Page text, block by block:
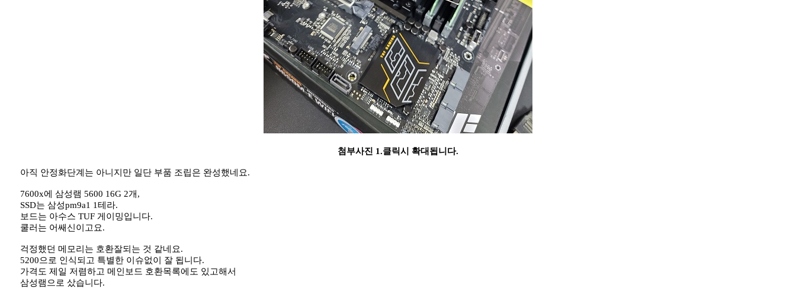
첨부사진 1.클릭시 확대됩니다.
아직 안정화단계는 아니지만 일단 부품 조립은 완성했네요.
7600x에 삼성램 5600 16G 2개,
SSD는 삼성pm9a1 1테라.
보드는 아수스 TUF 게이밍입니다.
쿨러는 어쌔신이고요.
걱정했던 메모리는 호환잘되는 것 같네요.
5200으로 인식되고 특별한 이슈없이 잘 됩니다.
가격도 제일 저렴하고 메인보드 호환목록에도 있고해서
삼성램으로 샀습니다.